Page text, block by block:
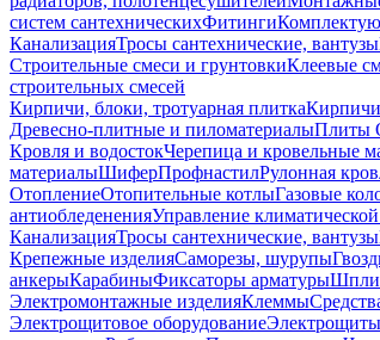
систем сантехническихФитинги
КанализацияТросы сантехнические, вантузы
Строительные смеси и грунтовкиКлеевые
строительных смесей
Кирпичи, блоки, тротуарная плиткаКирпичи
Древесно-плитные и пиломатериалыПлиты
Кровля и водостокЧерепица и кровельные
материалыШиферПрофнастилРулонная
ОтоплениеОтопительные котлыГазовые
антиобледененияУправление
КанализацияТросы сантехнические, вантузы
Крепежные изделияСаморезы, шурупы
анкерыКарабиныФиксаторы арматуры
Электромонтажные изделияКлеммы
Электрощитовое оборудованиеЭлектрощиты